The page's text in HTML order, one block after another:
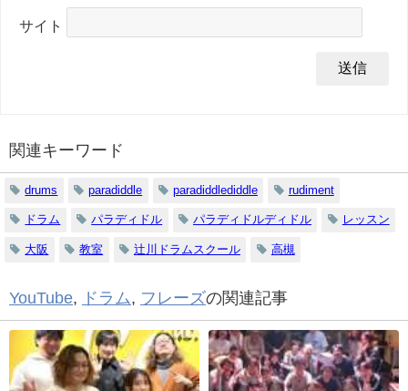
サイト
関連キーワード
drums paradiddle paradiddlediddle rudiment
ドラム パラディドル パラディドルディドル レッスン
大阪 教室 辻川ドラムスクール 高槻
YouTube, ドラム, フレーズの関連記事